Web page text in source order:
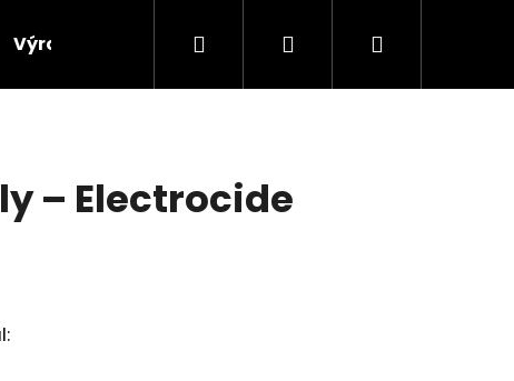
Výroba vinylových desek Výkup
Hledat PřihlášeníNákupní
‎– Electrocide